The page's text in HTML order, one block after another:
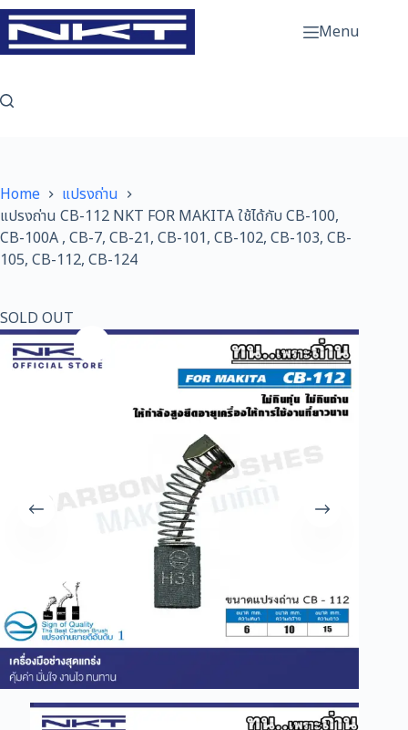
Skip
to
content
Menu
Home
แปรงถ่าน
แปรงถ่าน CB-112 NKT FOR MAKITA ใช้ได้กับ CB-100,
CB-100A , CB-7, CB-21, CB-101, CB-102, CB-103, CB-
105, CB-112, CB-124
SOLD OUT